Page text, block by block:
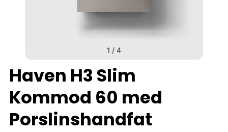
1 / 4
Haven H3 Slim
Kommod 60 med
Porslinshandfat